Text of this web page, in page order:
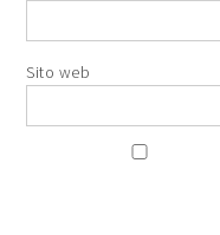
Sito web